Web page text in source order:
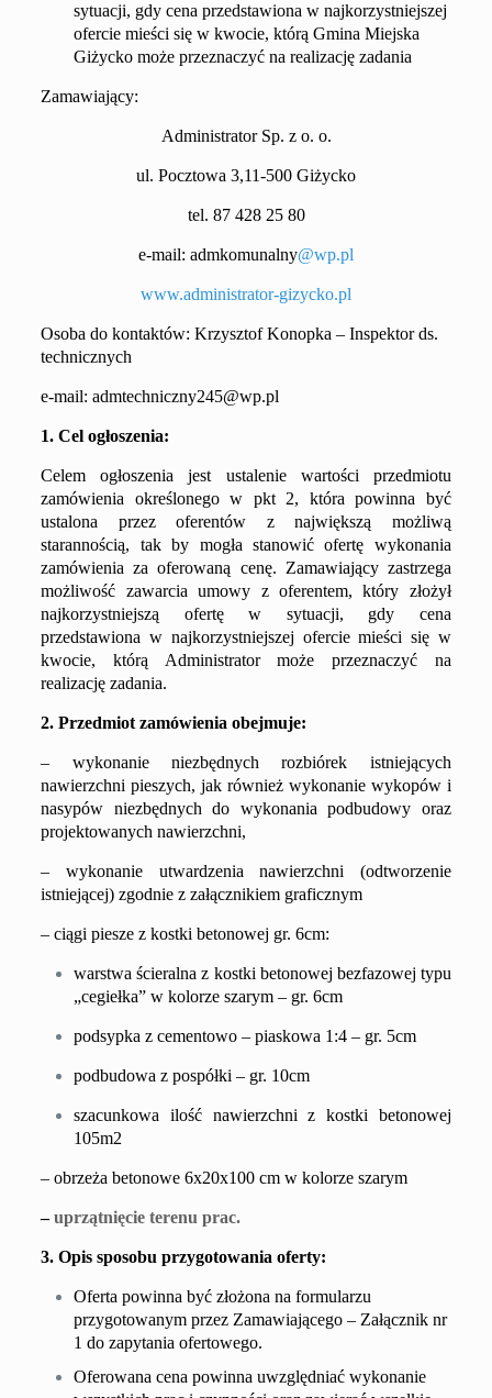
sytuacji, gdy cena przedstawiona w najkorzystniejszej
ofercie mieści się w kwocie, którą Gmina Miejska
Giżycko może przeznaczyć na realizację zadania
Zamawiający:
Administrator Sp. z o. o.
ul. Pocztowa 3,11-500 Giżycko
tel. 87 428 25 80
e-mail: admkomunalny@wp.pl
www.administrator-gizycko.pl
Osoba do kontaktów: Krzysztof Konopka – Inspektor ds.
technicznych
e-mail:admtechniczny245@wp.pl
1. Cel ogłoszenia:
Celem ogłoszenia jest ustalenie wartości przedmiotu
zamówienia określonego w pkt 2, która powinna być
ustalona przez oferentów z największą możliwą
starannością, tak by mogła stanowić ofertę wykonania
zamówienia za oferowaną cenę. Zamawiający zastrzega
możliwość zawarcia umowy z oferentem, który złożył
najkorzystniejszą ofertę w sytuacji, gdy cena
przedstawiona w najkorzystniejszej ofercie mieści się w
kwocie, którą Administrator może przeznaczyć na
realizację zadania.
2. Przedmiot zamówienia obejmuje:
– wykonanie niezbędnych rozbiórek istniejących
nawierzchni pieszych, jak również wykonanie wykopów i
nasypów niezbędnych do wykonania podbudowy oraz
projektowanych nawierzchni,
– wykonanie utwardzenia nawierzchni (odtworzenie
istniejącej) zgodnie z załącznikiem graficznym
–ciągi piesze z kostki betonowej gr. 6cm:
warstwa ścieralna z kostki betonowej bezfazowej typu
„cegiełka” w kolorze szarym – gr. 6cm
podsypka z cementowo – piaskowa 1:4 – gr. 5cm
podbudowa z pospółki – gr. 10cm
szacunkowa ilość nawierzchni z kostki betonowej
105m2
– obrzeża betonowe 6x20x100 cm w kolorze szarym
–uprzątnięcie terenu prac.
3. Opis sposobu przygotowania oferty:
Oferta powinna być złożona na formularzu
przygotowanym przez Zamawiającego – Załącznik nr
1 do zapytania ofertowego.
Oferowana cena powinna uwzględniać wykonanie